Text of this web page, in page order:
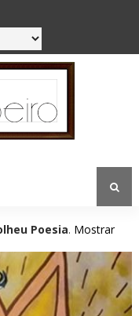
Poesia. Mostrar